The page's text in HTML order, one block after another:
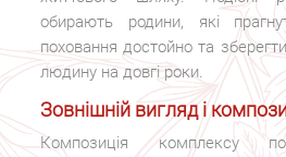
обирають родини, які
поховання достойно та
людину на довгі роки.
Зовнішній вигляд і
Композиція комплексу